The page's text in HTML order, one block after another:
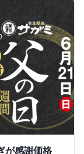
が感謝価格